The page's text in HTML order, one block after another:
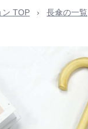
ン TOP › 長傘の一覧